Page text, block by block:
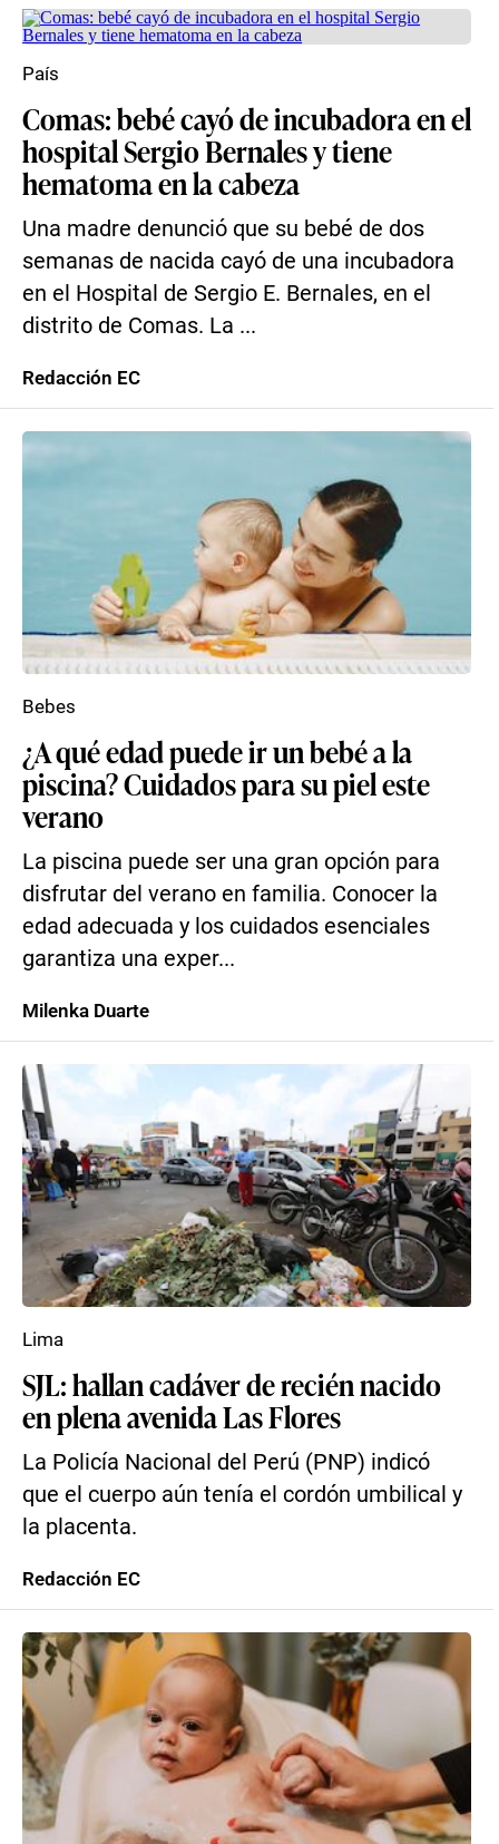
Comas: bebé cayó de incubadora en el
hospital Sergio Bernales y tiene
hematoma en la cabeza
Una madre denunció que su bebé de dos
semanas de nacida cayó de una incubadora
en el Hospital de Sergio E. Bernales, en el
distrito de Comas. La ...
País
Redacción EC
¿A qué edad puede ir un bebé a la
piscina? Cuidados para su piel este
verano
La piscina puede ser una gran opción para
disfrutar del verano en familia. Conocer la
edad adecuada y los cuidados esenciales
garantiza una exper...
Bebes
Milenka Duarte
SJL: hallan cadáver de recién nacido
en plena avenida Las Flores
La Policía Nacional del Perú (PNP) indicó
que el cuerpo aún tenía el cordón umbilical y
la placenta.
Lima
Redacción EC